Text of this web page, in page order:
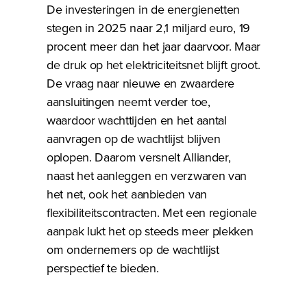
De investeringen in de energienetten
stegen in 2025 naar 2,1 miljard euro, 19
procent meer dan het jaar daarvoor. Maar
de druk op het elektriciteitsnet blijft groot.
De vraag naar nieuwe en zwaardere
aansluitingen neemt verder toe,
waardoor wachttijden en het aantal
aanvragen op de wachtlijst blijven
oplopen. Daarom versnelt Alliander,
naast het aanleggen en verzwaren van
het net, ook het aanbieden van
flexibiliteitscontracten. Met een regionale
aanpak lukt het op steeds meer plekken
om ondernemers op de wachtlijst
perspectief te bieden.